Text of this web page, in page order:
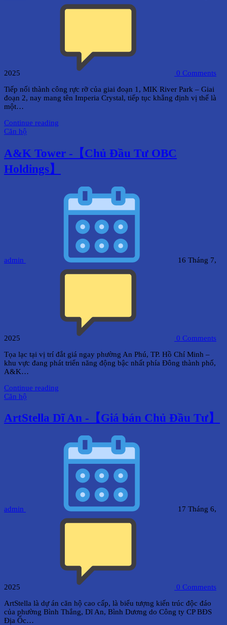
2025 0 Comments
Tiếp nối thành công rực rỡ của giai đoạn 1, MIK River Park – Giai
đoạn 2, nay mang tên Imperia Crystal, tiếp tục khẳng định vị thế là
một…
Continue reading
Căn hộ
A&K Tower -【Chủ Đầu Tư OBC
Holdings】
admin 16 Tháng 7,
2025 0 Comments
Tọa lạc tại vị trí đắt giá ngay phường An Phú, TP. Hồ Chí Minh –
khu vực đang phát triển năng động bậc nhất phía Đông thành phố,
A&K…
Continue reading
Căn hộ
ArtStella Dĩ An -【Giá bán Chủ Đầu Tư】
admin 17 Tháng 6,
2025 0 Comments
ArtStella là dự án căn hộ cao cấp, là biểu tượng kiến trúc độc đáo
của phường Bình Thắng, Dĩ An, Bình Dương do Công ty CP BĐS
Địa Ốc…